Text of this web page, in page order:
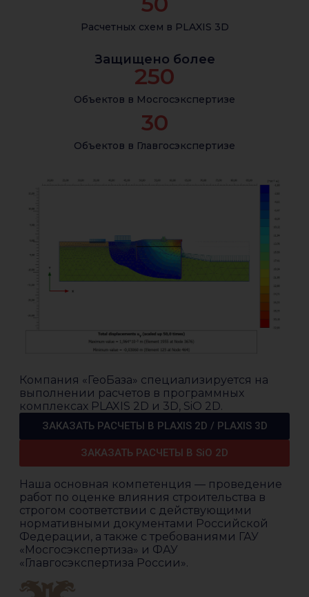
Расчетных схем в PLAXIS 3D
Защищено более
Объектов в Мосгосэкспертизе
250
Объектов в Главгосэкспертизе
30
Компания «ГеоБаза» специализируется на
выполнении расчетов в программных
комплексах PLAXIS 2D и 3D, SiO 2D.
ЗАКАЗАТЬ РАСЧЕТЫ В PLAXIS 2D / PLAXIS 3D
ЗАКАЗАТЬ РАСЧЕТЫ В SiO 2D
Наша основная компетенция — проведение
работ по оценке влияния строительства в
строгом соответствии с действующими
нормативными документами Российской
Федерации, а также с требованиями ГАУ
«Мосгосэкспертиза» и ФАУ
«Главгосэкспертиза России».